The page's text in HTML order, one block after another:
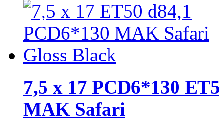
7,5 x 17 PCD6*130
MAK Safari